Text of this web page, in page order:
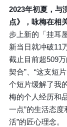
2023年初夏，与
点》，咏梅在相
步上新的「挂耳
新当日就冲破11
截止目前超509
契合”、“这支短
个短片缓解了我
梅的个人经历和
一点”的生活态
活”的匠心理念。